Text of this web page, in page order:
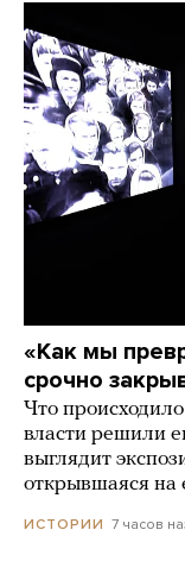
«Как мы
срочно
Что
власти решили
выглядит
открывшаяся на
ИСТОРИИ 7 часов